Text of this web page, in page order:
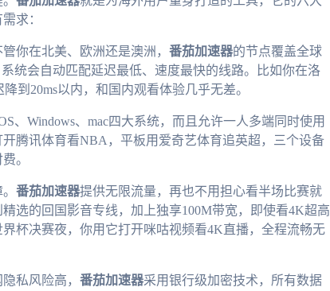
求：
你在北美、欧洲还是澳洲， 番茄加速器的节点覆盖全球
统会自动匹配延迟最低、速度最快的线路。比如你在洛
到20ms以内，和国内观看体验几乎无差。
、Windows、mac四大系统，而且允许一人多端同时使用
腾讯体育看NBA，平板用爱奇艺体育追英超，三个设备
。
番茄加速器提供无限流量，再也不用担心看半场比赛就
选的回国影音专线，加上独享100M带宽，即使看4K超高
杯决赛夜，你用它打开咪咕视频看4K直播，全程流畅无
私风险高， 番茄加速器采用银行级加密技术，所有数据